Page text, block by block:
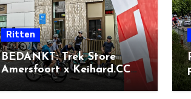
Ritten
BEDANKT: Trek Store
Amersfoort x Keihard.CC
Social Ride + BBQ